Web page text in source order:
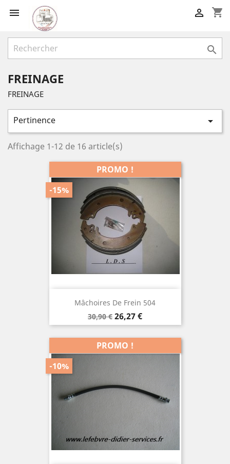
 shopping_cart


FREINAGE
FREINAGE
Pertinence 
Affichage 1-12 de 16 article(s)
Mâchoires De Frein 504
Prix
de
base
30,90 €
-15%
Prix
26,27 €
PROMO !
-10%
PROMO !